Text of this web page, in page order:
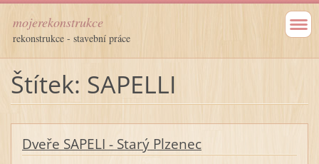
mojerekonstrukce
rekonstrukce - stavební práce
Štítek: SAPELLI
Dveře SAPELI - Starý Plzenec